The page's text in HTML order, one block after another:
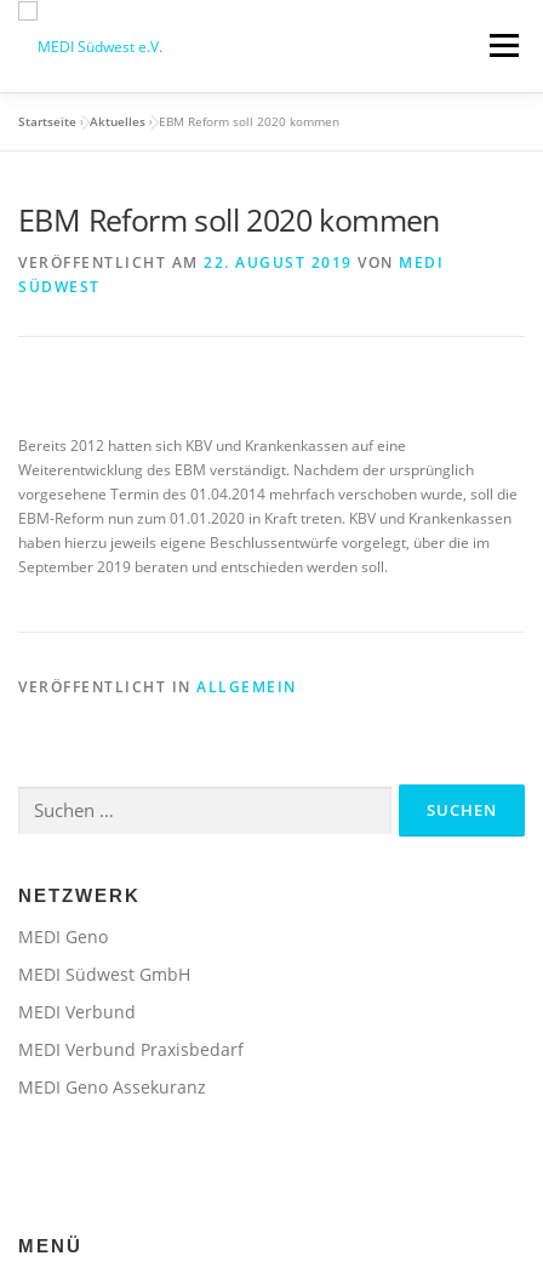
springen
Menü
MEDI VORTEILE PRAXISBEDARF-SHOP
Startseite »Aktuelles »EBM Reform soll 2020 kommen
EBM Reform soll 2020 kommen
VERÖFFENTLICHT AM 22. AUGUST 2019 VON MEDI
SÜDWEST
Bereits 2012 hatten sich KBV und Krankenkassen auf eine
Weiterentwicklung des EBM verständigt. Nachdem der ursprünglich
vorgesehene Termin des 01.04.2014 mehrfach verschoben wurde, soll die
EBM-Reform nun zum 01.01.2020 in Kraft treten. KBV und Krankenkassen
haben hierzu jeweils eigene Beschlussentwürfe vorgelegt, über die im
September 2019 beraten und entschieden werden soll.
VERÖFFENTLICHT IN ALLGEMEIN
nach:
NETZWERK
MEDI Geno
MEDI Südwest GmbH
MEDI Verbund
MEDI Verbund Praxisbedarf
MEDI Geno Assekuranz
MENÜ